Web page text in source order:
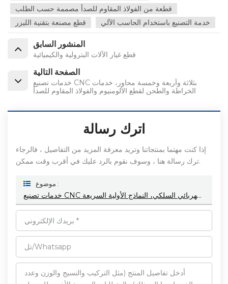
قطعة من الفولاذ المقاوم للصدأ مصممة حسب الطلب
قطع مصنعة بتقنية الليزر
خدمة التصنيع باستخدام الحاسب الآلي
المنشور السابق
قطع غيار الآلات البترولية والكيميائية
الصفحة التالية
خدمات تصنيع CNC بثلاثة وأربعة وخمسة محاور، خدمات
الخراطة والطحن لقطع الألومنيوم والفولاذ المقاوم للصدأ
اترك رسالة
إذا كنت مهتما بمنتجاتنا وتريد معرفة المزيد من التفاصيل ، فالرجاء
ترك رسالة هنا ، وسوف نقوم بالرد عليك في أقرب وقت ممكن.
موضوع :
خدمات تصنيع CNC قابلة للتخصيص لأجزاء التصنيع بالليزر عالية الدقة، متطلبات صارمة، تقنية القطع الكهربائي السلكي، النماذج الأولية السريعة